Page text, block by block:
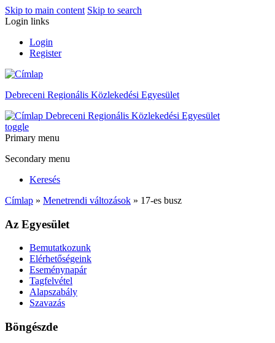
Skip to main content Skip to search
Login links
Login
Register
Debreceni Regionális Közlekedési Egyesület
Debreceni Regionális Közlekedési Egyesület
toggle
Primary menu
Secondary menu
Keresés
Címlap » Menetrendi változások » 17-es busz
Az Egyesület
Bemutatkozunk
Elérhetőségeink
Eseménynapár
Tagfelvétel
Alapszabály
Szavazás
Böngészde